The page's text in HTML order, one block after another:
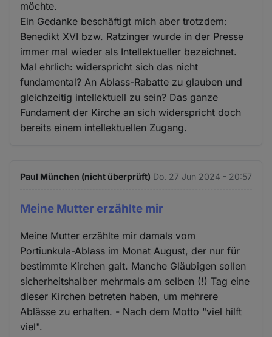
möchte.
Ein Gedanke beschäftigt mich aber trotzdem:
Benedikt XVI bzw. Ratzinger wurde in der Presse
immer mal wieder als Intellektueller bezeichnet.
Mal ehrlich: widerspricht sich das nicht
fundamental? An Ablass-Rabatte zu glauben und
gleichzeitig intellektuell zu sein? Das ganze
Fundament der Kirche an sich widerspricht doch
bereits einem intellektuellen Zugang.
Paul München (nicht überprüft) Do. 27 Jun 2024 - 20:57
Meine Mutter erzählte mir
Meine Mutter erzählte mir damals vom
Portiunkula-Ablass im Monat August, der nur für
bestimmte Kirchen galt. Manche Gläubigen sollen
sicherheitshalber mehrmals am selben (!) Tag eine
dieser Kirchen betreten haben, um mehrere
Ablässe zu erhalten. - Nach dem Motto "viel hilft
viel".